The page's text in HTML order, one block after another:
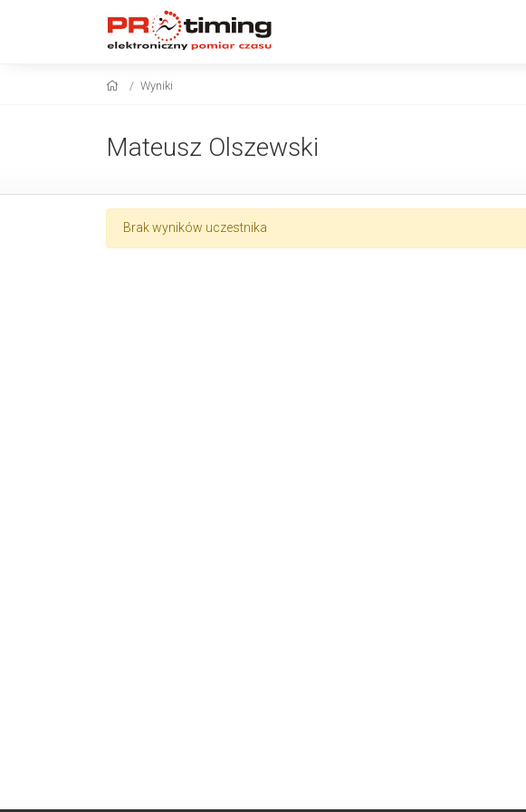
Wyniki
Mateusz Olszewski
Brak wyników uczestnika